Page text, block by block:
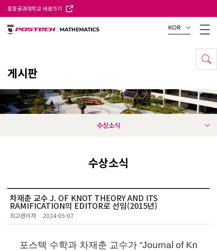
포항공과대학교 바로가기
KOR
게시판
수상소식
수상소식
차재춘 교수 J. OF KNOT THEORY AND ITS
RAMIFICATION의 EDITOR로 선임(2015년)
최고관리자 2024-05-07
포스텍 수학과 차재춘 교수가 “Journal of Kn